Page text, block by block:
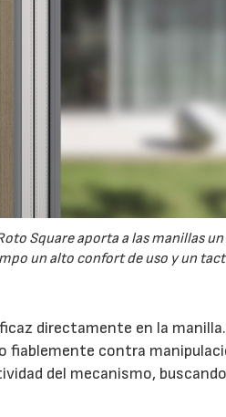
Square aporta a las manillas
un alto confort de uso y un
directamente en la
contra
del mecanismo,